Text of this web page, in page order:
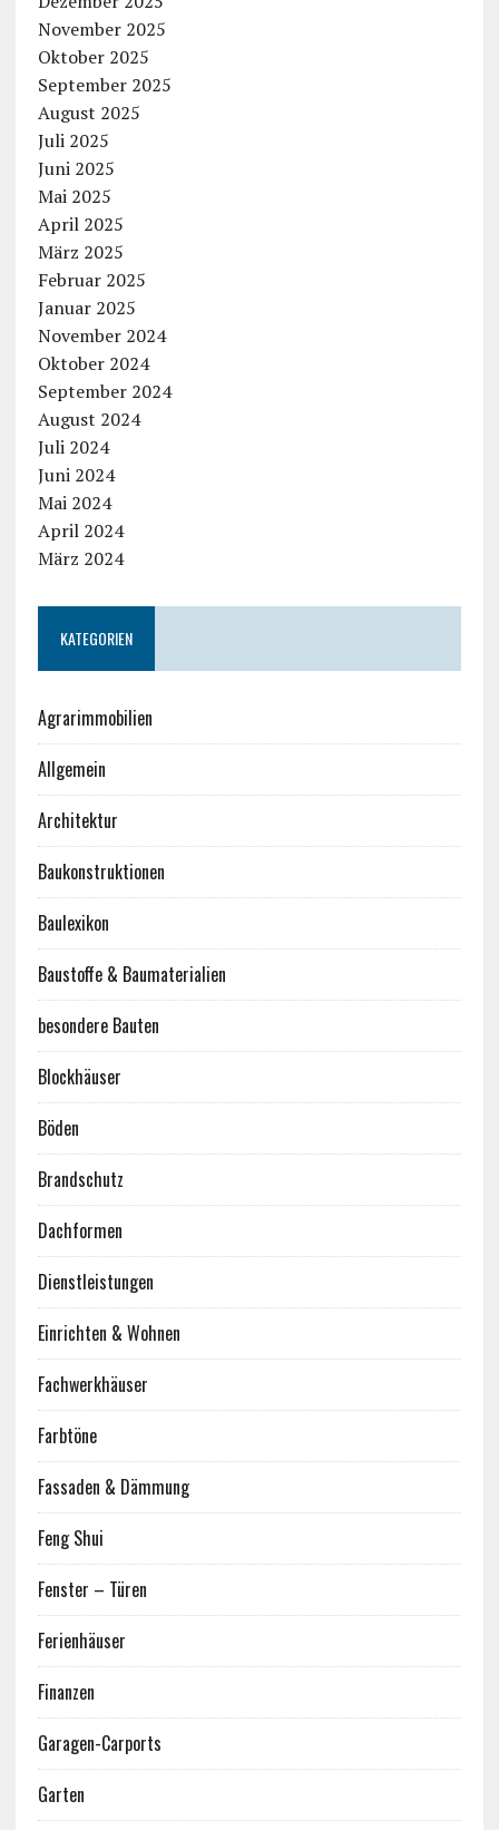
November 2025
Oktober 2025
September 2025
August 2025
Juli 2025
Juni 2025
Mai 2025
April 2025
März 2025
Februar 2025
Januar 2025
November 2024
Oktober 2024
September 2024
August 2024
Juli 2024
Juni 2024
Mai 2024
April 2024
März 2024
KATEGORIEN
Agrarimmobilien
Allgemein
Architektur
Baukonstruktionen
Baulexikon
Baustoffe & Baumaterialien
besondere Bauten
Blockhäuser
Böden
Brandschutz
Dachformen
Dienstleistungen
Einrichten & Wohnen
Fachwerkhäuser
Farbtöne
Fassaden & Dämmung
Feng Shui
Fenster – Türen
Ferienhäuser
Finanzen
Garagen-Carports
Garten